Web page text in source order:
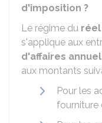
d'imposition ?
Le régime du réel
s'applique aux
d'affaires annuel
aux montants
Pour les
fourniture